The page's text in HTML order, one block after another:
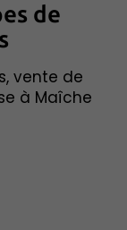
de
vente de
à Maîche